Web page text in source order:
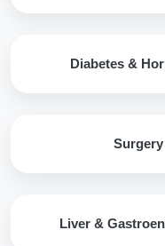
Diabetes &
Liver &